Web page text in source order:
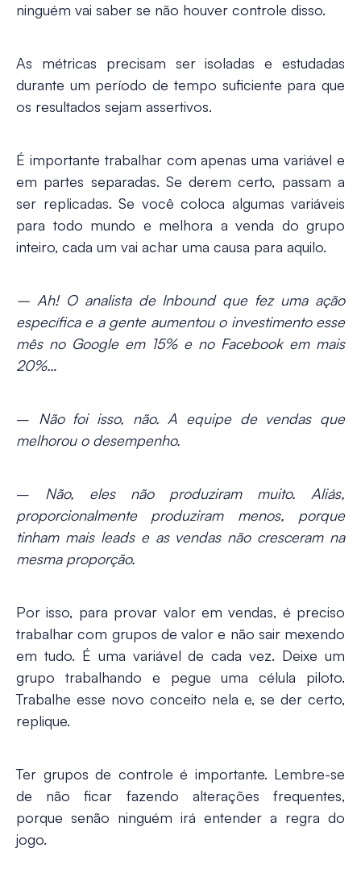
ninguém vai saber se não houver controle disso.
As métricas precisam ser isoladas e estudadas
durante um período de tempo suficiente para que
os resultados sejam assertivos.
É importante trabalhar com apenas uma variável e
em partes separadas. Se derem certo, passam a
ser replicadas. Se você coloca algumas variáveis
para todo mundo e melhora a venda do grupo
inteiro, cada um vai achar uma causa para aquilo.
– Ah! O analista de Inbound que fez uma ação
específica e a gente aumentou o investimento esse
mês no Google em 15% e no Facebook em mais
20%…
– Não foi isso, não. A equipe de vendas que
melhorou o desempenho.
– Não, eles não produziram muito. Aliás,
proporcionalmente produziram menos, porque
tinham mais leads e as vendas não cresceram na
mesma proporção.
Por isso, para provar valor em vendas, é preciso
trabalhar com grupos de valor e não sair mexendo
em tudo. É uma variável de cada vez. Deixe um
grupo trabalhando e pegue uma célula piloto.
Trabalhe esse novo conceito nela e, se der certo,
replique.
Ter grupos de controle é importante. Lembre-se
de não ficar fazendo alterações frequentes,
porque senão ninguém irá entender a regra do
jogo.